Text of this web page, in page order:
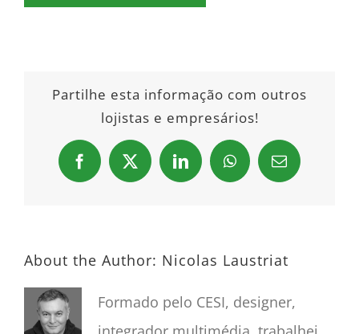
Partilhe esta informação com outros
lojistas e empresários!
Facebook
X LinkedInWhatsAppEmail
About the Author: Nicolas Laustriat
Formado pelo CESI, designer,